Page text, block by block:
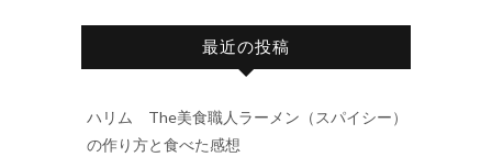
最近の投稿
ハリム The美食職人ラーメン（スパイシー）
の作り方と食べた感想